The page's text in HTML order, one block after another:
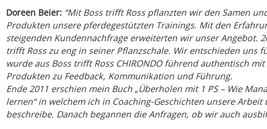
Doreen Beier: “Mit Boss trifft Ross pflanzten wir den Samen
Produkten unsere pferdegestützten Trainings. Mit den
steigenden Kundennachfrage erweiterten wir unser Angebot.
trifft Ross zu eng in seiner Pflanzschale. Wir entschieden uns
wurde aus Boss trifft Ross CHIRONDO führend authentisch
Produkten zu Feedback, Kommunikation und Führung.
Ende 2011 erschien mein Buch „Überholen mit 1 PS – Wie
lernen“ in welchem ich in Coaching-Geschichten unsere
beschreibe. Danach begannen die Anfragen, ob wir auch